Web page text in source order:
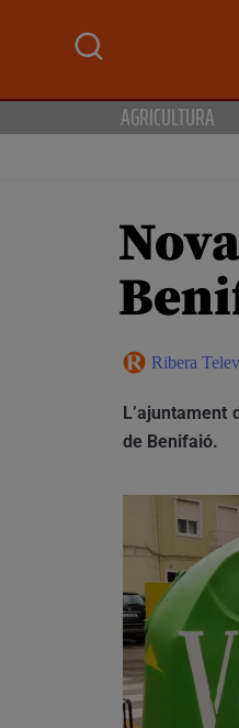
AGRICULTURA
Ribera
L’ajuntament
de Benifaió.